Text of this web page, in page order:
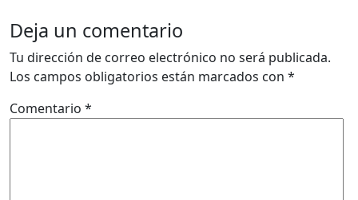
Deja un comentario
Tu dirección de correo electrónico no será publicada.
Los campos obligatorios están marcados con *
Comentario *